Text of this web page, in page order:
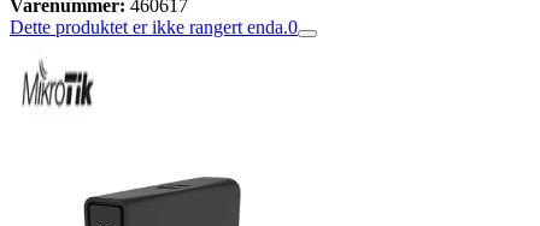
Varenummer: 460617
Dette produktet er ikke rangert enda.0